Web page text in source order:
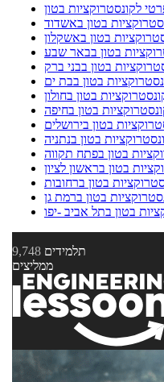
לקונסטרוקציות בטון
בטון באשדוד
בטון באשקלון
בטון בבאר שבע
בטון בבני ברק
בטון בבת ים
בטון בחולון
בטון בחיפה
בטון בירושלים
בטון בנתניה
בטון בפתח תקווה
בטון בראשון לציון
בטון ברחובות
בטון ברמת גן
בטון בתל אביב -יפו
9,748 תלמידים
ממליצים